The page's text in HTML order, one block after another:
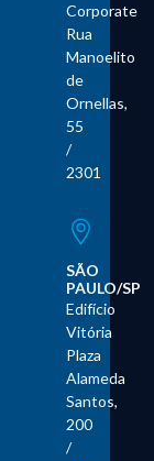
Corporate
Rua
Manoelito
de
Ornellas,
55
/
2301
SÃO
PAULO/SP
Edifício
Vitória
Plaza
Alameda
Santos,
200
/